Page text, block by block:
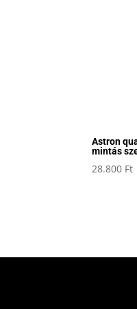
Astron
mintás
28.800 Ft